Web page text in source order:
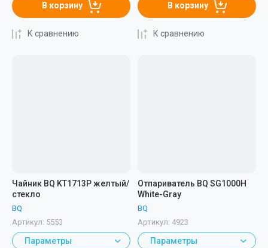
В корзину
К сравнению
В корзину
К сравнению
Чайник BQ KT1713P желтый/
стекло
BQ
Артикул: 5553
Параметры
Отпариватель BQ SG1000H
White-Gray
BQ
Артикул: 4923
Параметры